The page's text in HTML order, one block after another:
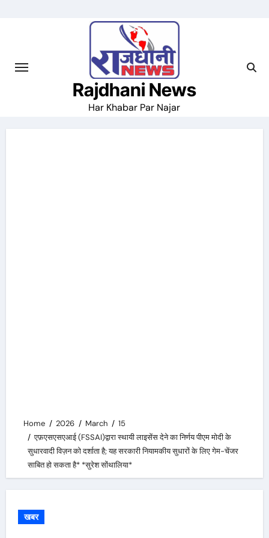
Rajdhani News
Har Khabar Par Najar
Home 2026 March
15
एफ़एसएसएआई (FSSAI)द्वारा स्थायी लाइसेंस देने का निर्णय पीएम मोदी के
सुधारवादी विज़न को दर्शाता है; यह सरकारी नियामकीय सुधारों के लिए गेम-चेंजर
साबित हो सकता है* *सुरेश सोंथालिया*
खबर